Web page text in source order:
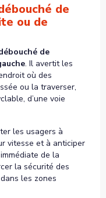
de
ou de
de
. Il avertit les
où des
ou la traverser,
d’une voie
les usagers à
vitesse et à anticiper
de la
la sécurité des
les zones